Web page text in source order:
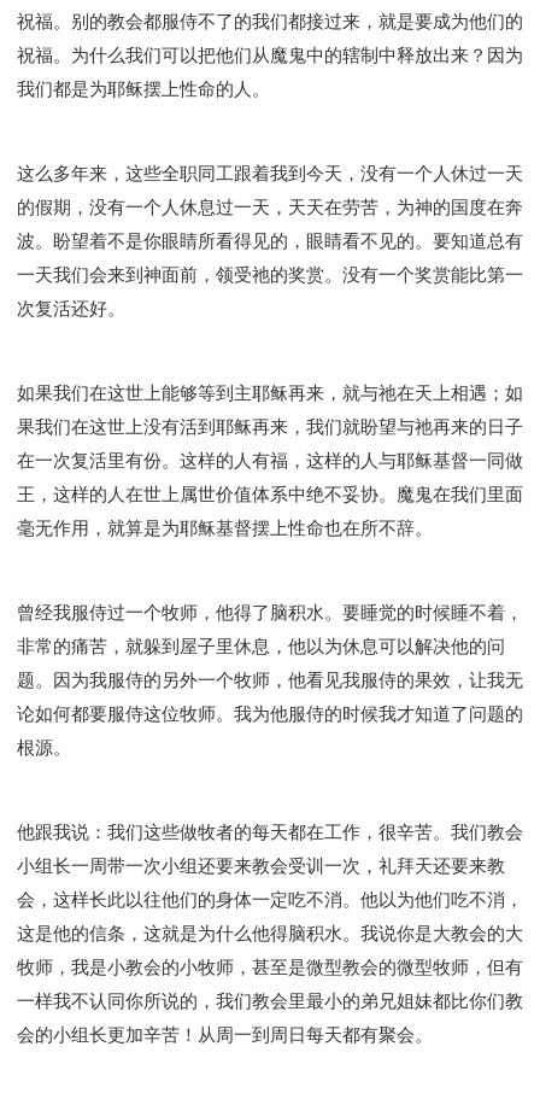
祝福。别的教会都服侍不了的我们都接过来，就是要成为他们的
祝福。为什么我们可以把他们从魔鬼中的辖制中释放出来？因为
我们都是为耶稣摆上性命的人。
这么多年来，这些全职同工跟着我到今天，没有一个人休过一天
的假期，没有一个人休息过一天，天天在劳苦，为神的国度在奔
波。盼望着不是你眼睛所看得见的，眼睛看不见的。要知道总有
一天我们会来到神面前，领受祂的奖赏。没有一个奖赏能比第一
次复活还好。
如果我们在这世上能够等到主耶稣再来，就与祂在天上相遇；如
果我们在这世上没有活到耶稣再来，我们就盼望与祂再来的日子
在一次复活里有份。这样的人有福，这样的人与耶稣基督一同做
王，这样的人在世上属世价值体系中绝不妥协。魔鬼在我们里面
毫无作用，就算是为耶稣基督摆上性命也在所不辞。
曾经我服侍过一个牧师，他得了脑积水。要睡觉的时候睡不着，
非常的痛苦，就躲到屋子里休息，他以为休息可以解决他的问
题。因为我服侍的另外一个牧师，他看见我服侍的果效，让我无
论如何都要服侍这位牧师。我为他服侍的时候我才知道了问题的
根源。
他跟我说：我们这些做牧者的每天都在工作，很辛苦。我们教会
小组长一周带一次小组还要来教会受训一次，礼拜天还要来教
会，这样长此以往他们的身体一定吃不消。他以为他们吃不消，
这是他的信条，这就是为什么他得脑积水。我说你是大教会的大
牧师，我是小教会的小牧师，甚至是微型教会的微型牧师，但有
一样我不认同你所说的，我们教会里最小的弟兄姐妹都比你们教
会的小组长更加辛苦！从周一到周日每天都有聚会。